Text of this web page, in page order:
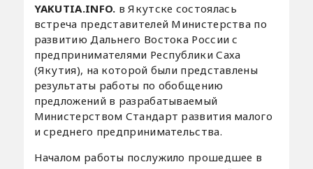
YAKUTIA.INFO. в Якутске состоялась
встреча представителей Министерства по
развитию Дальнего Востока России с
предпринимателями Республики Саха
(Якутия), на которой были представлены
результаты работы по обобщению
предложений в разрабатываемый
Министерством Стандарт развития малого
и среднего предпринимательства.
Началом работы послужило прошедшее в